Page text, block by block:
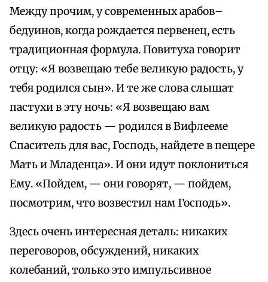
Между прочим, у современных арабов–
бедуинов, когда рождается первенец, есть
традиционная формула. Повитуха говорит
отцу: «Я возвещаю тебе великую радость, у
тебя родился сын». И те же слова слышат
пастухи в эту ночь: «Я возвещаю вам
великую радость — родился в Вифлееме
Спаситель для вас, Господь, найдете в пещере
Мать и Младенца». И они идут поклониться
Ему. «Пойдем, — они говорят, — пойдем,
посмотрим, что возвестил нам Господь».
Здесь очень интересная деталь: никаких
переговоров, обсуждений, никаких
колебаний, только это импульсивное